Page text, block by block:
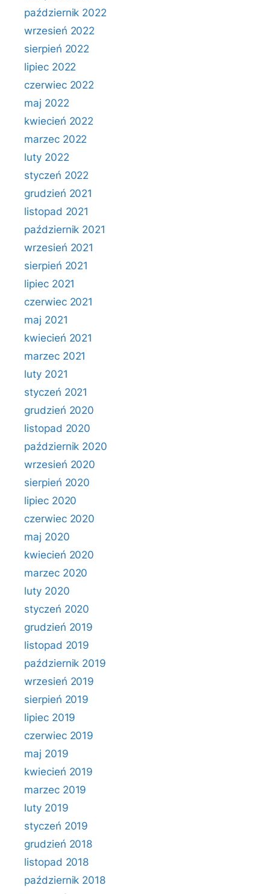
październik 2022
wrzesień 2022
sierpień 2022
lipiec 2022
czerwiec 2022
maj 2022
kwiecień 2022
marzec 2022
luty 2022
styczeń 2022
grudzień 2021
listopad 2021
październik 2021
wrzesień 2021
sierpień 2021
lipiec 2021
czerwiec 2021
maj 2021
kwiecień 2021
marzec 2021
luty 2021
styczeń 2021
grudzień 2020
listopad 2020
październik 2020
wrzesień 2020
sierpień 2020
lipiec 2020
czerwiec 2020
maj 2020
kwiecień 2020
marzec 2020
luty 2020
styczeń 2020
grudzień 2019
listopad 2019
październik 2019
wrzesień 2019
sierpień 2019
lipiec 2019
czerwiec 2019
maj 2019
kwiecień 2019
marzec 2019
luty 2019
styczeń 2019
grudzień 2018
listopad 2018
październik 2018